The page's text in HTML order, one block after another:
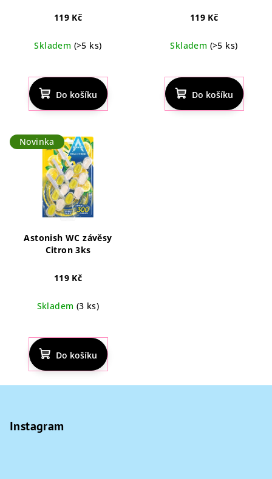
119 Kč
Skladem (>5 ks)
Do košíku
119 Kč
Skladem (>5 ks)
hodnocení
produktu
je
4,0
Do košíku
Novinka
Astonish WC závěsy
Citron 3ks
119 Kč
Skladem (3 ks)
Do košíku
Instagram